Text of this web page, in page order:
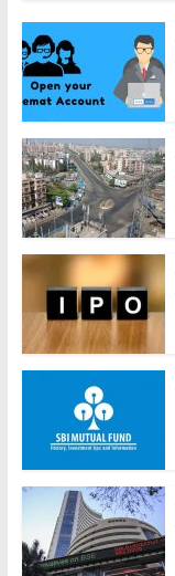
c
e
b
o
o
k
itt
er